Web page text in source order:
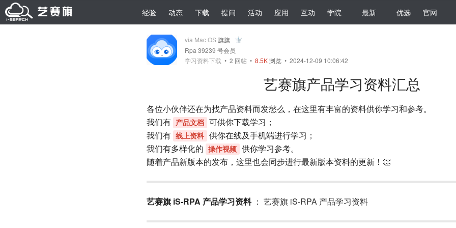
经验 动态 下载 提问 活动 应用 互动 学院 最新 优选 官网
via Mac OS旗旗
Rpa 39239 号会员
学习资料下载 • 2 回帖 • 8.5K浏览 • 2024-12-09 10:06:42
艺赛旗产品学习资料汇总
各位小伙伴还在为找产品资料而发愁么，在这里有丰富的资料供你学习和参考。
我们有
产品文档
可供你下载学习；
我们有 线上资料
供你在线及手机端进行学习；
我们有多样化的
操作视频
供你学习参考。
随着产品新版本的发布，这里也会同步进行最新版本资料的更新！👏
艺赛旗 iS-RPA 产品学习资料： 艺赛旗 iS-RPA 产品学习资料